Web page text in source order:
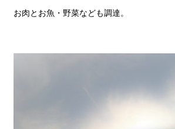
お肉とお魚・野菜なども調達。